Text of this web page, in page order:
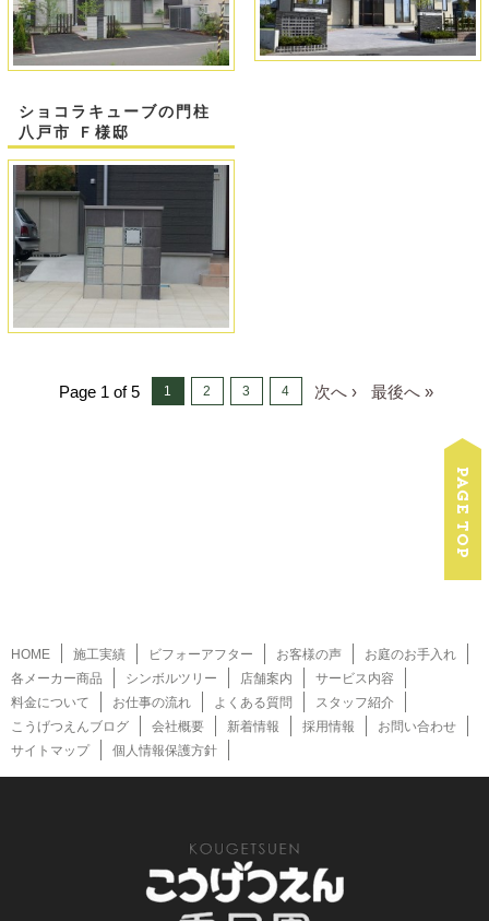
ショコラキューブの門柱
八戸市 Ｆ様邸
Page 1 of 5 1 2 3 4 次へ › 最後へ »
HOME 施工実績 ビフォーアフター お客様の声
お庭のお手入れ
各メーカー商品
シンボルツリー 店舗案内
サービス内容
料金について
お仕事の流れ よくある質問
スタッフ紹介
こうげつえんブログ
会社概要 新着情報 採用情報
お問い合わせ
サイトマップ
個人情報保護方針